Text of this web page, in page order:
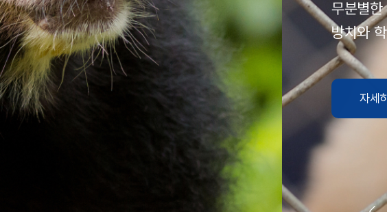
무분별한 생산·판매를 막으며
방치와 학대 등 동물 피해를 줄여나갑니다
자세히 보기